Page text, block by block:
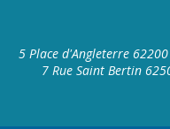
5 Place d'Angleterre
7 Rue Saint Bertin